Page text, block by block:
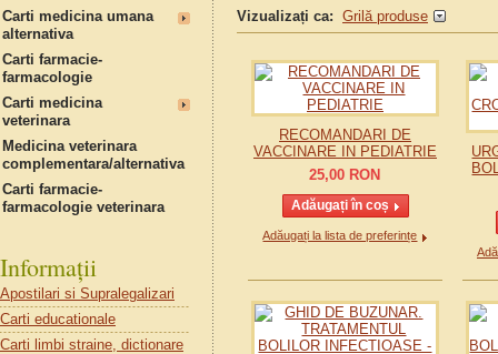
Vizualizați ca: Grilă produse
RECOMANDARI DE
VACCINARE IN PEDIATRIE
25,00 RON
Adăugați la lista de preferințe
Carti medicina umana
alternativa
Carti farmacie-
farmacologie
Carti medicina
veterinara
Medicina veterinara
complementara/alternativa
Carti farmacie-
farmacologie veterinara
Informații
Apostilari si Supralegalizari
Carti educationale
Carti limbi straine, dictionare